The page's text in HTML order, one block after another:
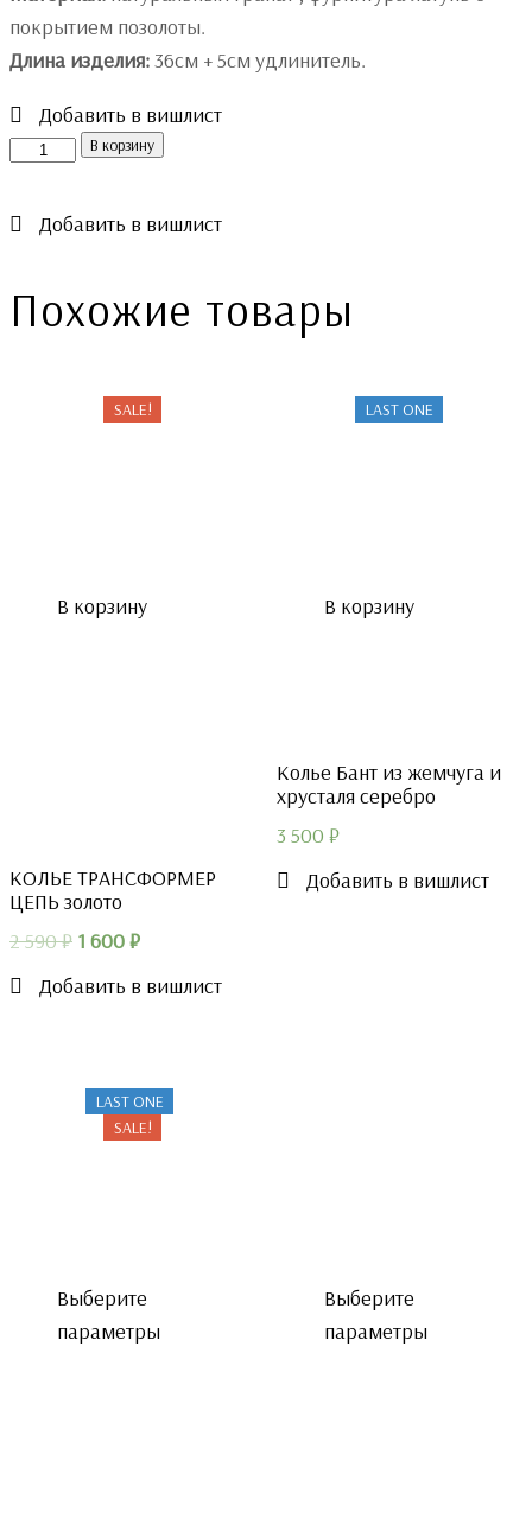
покрытием позолоты.
Длина изделия:36см + 5см удлинитель.
Добавить в вишлист
КоличествоВ корзину
Добавить в вишлист
Похожие товары
SALE!
В корзину
КОЛЬЕ ТРАНСФОРМЕР
ЦЕПЬ золото
2 590₽ Первоначальная
1 600₽Текущая
Добавить в вишлист
LAST ONE
В корзину
Колье Бант из жемчуга и
хрусталя серебро
3 500 ₽
Добавить в вишлист
LAST ONE
SALE!
Выберите
параметры
Выберите
параметры